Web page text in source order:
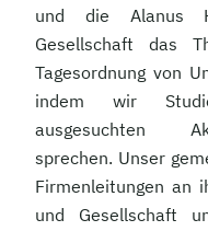
und die Alanus
Gesellschaft das
Tagesordnung von
indem wir
ausgesuchten
sprechen. Unser
Firmenleitungen an
und Gesellschaft